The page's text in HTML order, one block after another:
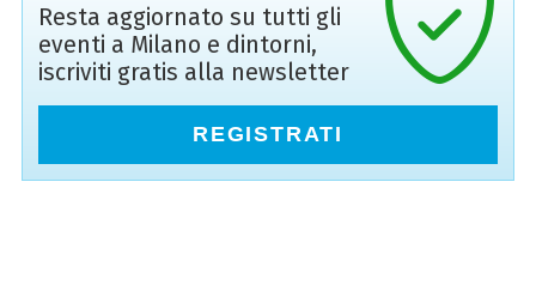
Resta aggiornato su tutti gli
eventi a Milano e dintorni,
iscriviti gratis alla newsletter
REGISTRATI